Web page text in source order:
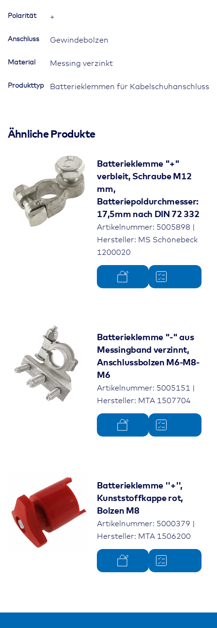
Polarität +
Anschluss Gewindebolzen
Material Messing verzinkt
Produkttyp Batterieklemmen für Kabelschuhanschluss
Ähnliche Produkte
Batterieklemme "+"
verbleit, Schraube M12
mm,
Batteriepoldurchmesser:
17,5mm nach DIN 72 332
Artikelnummer: 5005898 |
Hersteller: MS Schönebeck
1200020
Batterieklemme "-" aus
Messingband verzinnt,
Anschlussbolzen M6-M8-
M6
Artikelnummer: 5005151 |
Hersteller: MTA 1507704
Batterieklemme ''+'',
Kunststoffkappe rot,
Bolzen M8
Artikelnummer: 5000379 |
Hersteller: MTA 1506200